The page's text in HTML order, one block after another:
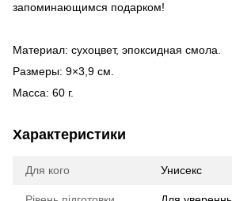
запоминающимся подарком!
Материал: сухоцвет, эпоксидная смола.
Размеры: 9×3,9 см.
Масса: 60 г.
Характеристики
Для кого Унисекс